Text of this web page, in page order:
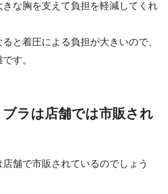
な胸を支えて負担を軽減してくれ
と着圧による負担が大きいので、
す。
ラは店舗では市販され
舗で市販されているのでしょう